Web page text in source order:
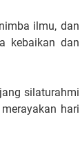
ilmu, dan
kebaikan dan
silaturahmi
hari